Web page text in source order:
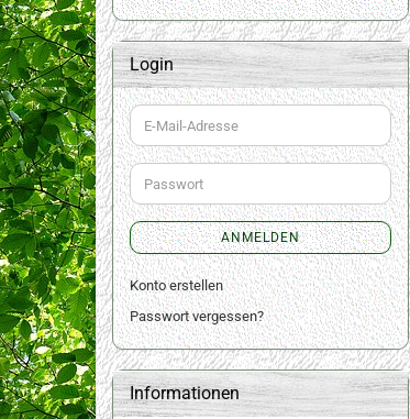
Login
E-
Mail-
Adresse
Passwort
ANMELDEN
Konto erstellen
Passwort vergessen?
Informationen